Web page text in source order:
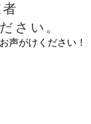
さい。
声がけください！